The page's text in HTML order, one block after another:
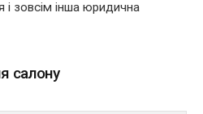
і зовсім інша юридична
салону